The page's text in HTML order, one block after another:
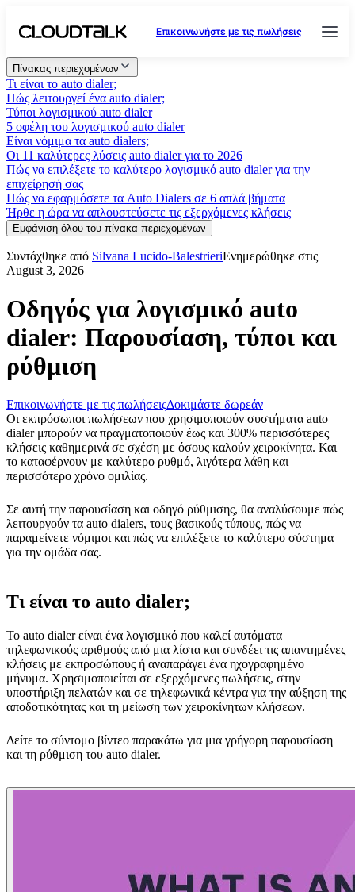
Επικοινωνήστε με τις πωλήσεις
Πίνακας περιεχομένων
Τι είναι το auto dialer;
Πώς λειτουργεί ένα auto dialer;
Τύποι λογισμικού auto dialer
5 οφέλη του λογισμικού auto dialer
Είναι νόμιμα τα auto dialers;
Οι 11 καλύτερες λύσεις auto dialer για το 2026
Πώς να επιλέξετε το καλύτερο λογισμικό auto dialer για την
επιχείρησή σας
Πώς να εφαρμόσετε τα Auto Dialers σε 6 απλά βήματα
Ήρθε η ώρα να απλουστεύσετε τις εξερχόμενες κλήσεις
Εμφάνιση όλου του πίνακα περιεχομένων
Συντάχθηκε από Silvana Lucido-BalestrieriΕνημερώθηκε στις
August 3, 2026
Οδηγός για λογισμικό auto
dialer: Παρουσίαση, τύποι και
ρύθμιση
Επικοινωνήστε με τις πωλήσειςΔοκιμάστε δωρεάν
Οι εκπρόσωποι πωλήσεων που χρησιμοποιούν συστήματα auto
dialer μπορούν να πραγματοποιούν έως και 300% περισσότερες
κλήσεις καθημερινά σε σχέση με όσους καλούν χειροκίνητα. Και
το καταφέρνουν με καλύτερο ρυθμό, λιγότερα λάθη και
περισσότερο χρόνο ομιλίας.
Σε αυτή την παρουσίαση και οδηγό ρύθμισης, θα αναλύσουμε πώς
λειτουργούν τα auto dialers, τους βασικούς τύπους, πώς να
παραμείνετε νόμιμοι και πώς να επιλέξετε το καλύτερο σύστημα
για την ομάδα σας.
Τι είναι το auto dialer;
Το auto dialer είναι ένα λογισμικό που καλεί αυτόματα
τηλεφωνικούς αριθμούς από μια λίστα και συνδέει τις απαντημένες
κλήσεις με εκπροσώπους ή αναπαράγει ένα ηχογραφημένο
μήνυμα. Χρησιμοποιείται σε εξερχόμενες πωλήσεις, στην
υποστήριξη πελατών και σε τηλεφωνικά κέντρα για την αύξηση της
αποδοτικότητας και τη μείωση των χειροκίνητων κλήσεων.
Δείτε το σύντομο βίντεο παρακάτω για μια γρήγορη παρουσίαση
και τη ρύθμιση του auto dialer.